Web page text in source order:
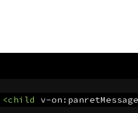
<child
v-on:panretMessage